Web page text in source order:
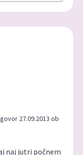
27.09.2013 ob
naj jutri počnem